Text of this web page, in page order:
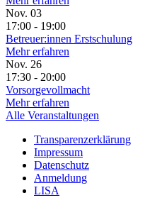
Nov. 03
17:00 - 19:00
Betreuer:innen Erstschulung
Mehr erfahren
Nov. 26
17:30 - 20:00
Vorsorgevollmacht
Mehr erfahren
Alle Veranstaltungen
Transparenzerklärung
Impressum
Datenschutz
Anmeldung
LISA